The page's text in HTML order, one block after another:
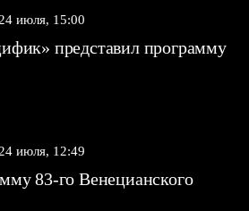
24 июля, 15:00
представил программу
24 июля, 12:49
83-го Венецианского